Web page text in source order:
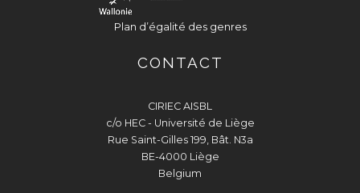
Plan d’égalité des genres
CONTACT
CIRIEC AISBL
c/o HEC - Université de Liège
Rue Saint-Gilles 199, Bât. N3a
BE-4000 Liège
Belgium